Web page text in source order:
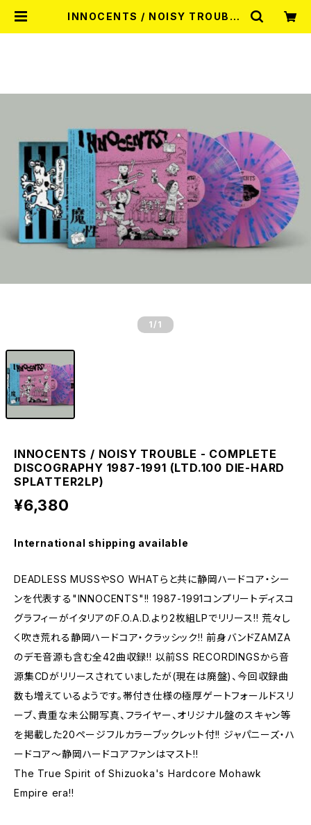
INNOCENTS / NOISY TROUBLE
1 /1
INNOCENTS / NOISY TROUBLE - COMPLETE
DISCOGRAPHY 1987-1991 (LTD.100 DIE-HARD
SPLATTER2LP)
¥6,380
International shipping available
DEADLESS MUSSやSO WHATらと共に静岡ハードコア・シー
ンを代表する"INNOCENTS"!! 1987-1991コンプリートディスコ
グラフィーがイタリアのF.O.A.D.より2枚組LPでリリース!! 荒々し
く吹き荒れる静岡ハードコア・クラッシック!! 前身バンドZAMZA
のデモ音源も含む全42曲収録!! 以前SS RECORDINGSから音
源集CDがリリースされていましたが(現在は廃盤)、今回収録曲
数も増えているようです。帯付き仕様の極厚ゲートフォールドスリ
ーブ、貴重な未公開写真、フライヤー、オリジナル盤のスキャン等
を掲載した20ページフルカラーブックレット付!! ジャパニーズ・ハ
ードコア～静岡ハードコアファンはマスト!!
The True Spirit of Shizuoka's Hardcore Mohawk
Empire era!!